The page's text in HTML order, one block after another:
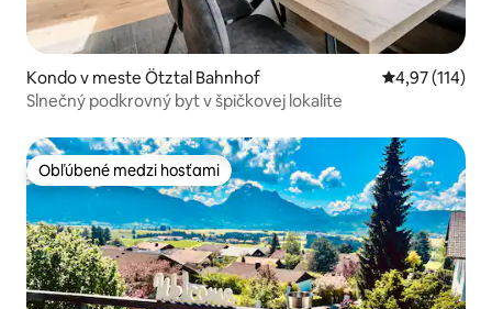
Kondo v meste Ötztal Bahnhof Priemerné
4,97 (114)
Slnečný podkrovný byt v špičkovej lokalite
Obľúbené medzi hosťami
Obľúbené medzi hosťami